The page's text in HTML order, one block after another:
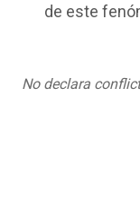
de este
No declara